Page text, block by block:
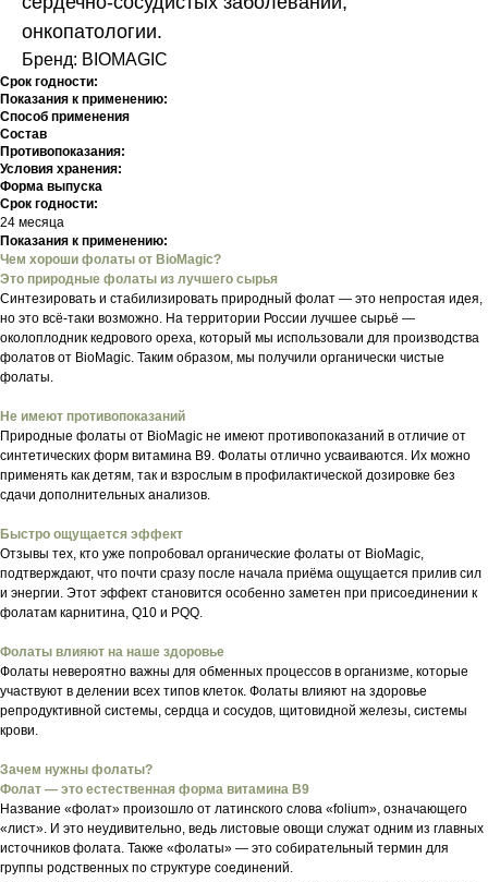
онкопатологии.
Бренд: BIOMAGIC
Срок годности:
Показания к применению:
Способ применения
Состав
Противопоказания:
Условия хранения:
Форма выпуска
Срок годности:
24 месяца
Показания к применению:
Чем хороши фолаты от BioMagic?
Это природные фолаты из лучшего сырья
Синтезировать и стабилизировать природный фолат — это непростая идея,
но это всё-таки возможно. На территории России лучшее сырьё —
околоплодник кедрового ореха, который мы использовали для производства
фолатов от BioMagic. Таким образом, мы получили органически чистые
фолаты.
Не имеют противопоказаний
Природные фолаты от BioMagic не имеют противопоказаний в отличие от
синтетических форм витамина В9. Фолаты отлично усваиваются. Их можно
применять как детям, так и взрослым в профилактической дозировке без
сдачи дополнительных анализов.
Быстро ощущается эффект
Отзывы тех, кто уже попробовал органические фолаты от BioMagic,
подтверждают, что почти сразу после начала приёма ощущается прилив сил
и энергии. Этот эффект становится особенно заметен при присоединении к
фолатам карнитина, Q10 и PQQ.
Фолаты влияют на наше здоровье
Фолаты невероятно важны для обменных процессов в организме, которые
участвуют в делении всех типов клеток. Фолаты влияют на здоровье
репродуктивной системы, сердца и сосудов, щитовидной железы, системы
крови.
Зачем нужны фолаты?
Фолат — это естественная форма витамина В9
Название «фолат» произошло от латинского слова «folium», означающего
«лист». И это неудивительно, ведь листовые овощи служат одним из главных
источников фолата. Также «фолаты» — это собирательный термин для
группы родственных по структуре соединений.